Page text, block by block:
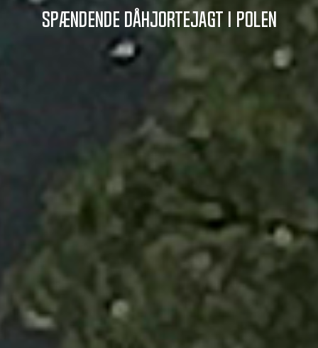
Spændende dåhjortejagt i Polen